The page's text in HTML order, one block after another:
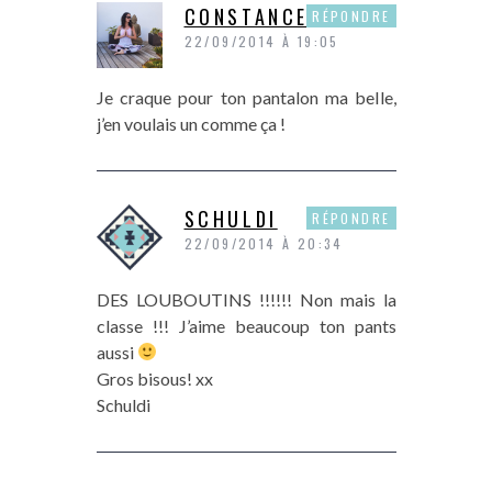
CONSTANCE
22/09/2014 À 19:05
Je craque pour ton pantalon ma belle,
j’en voulais un comme ça !
RÉPONDRE
SCHULDI
22/09/2014 À 20:34
DES LOUBOUTINS !!!!!! Non mais la
classe !!! J’aime beaucoup ton pants
aussi
Gros bisous! xx
Schuldi
RÉPONDRE